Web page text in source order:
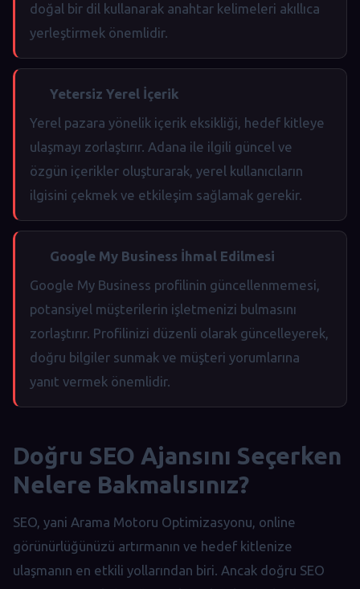
doğal bir dil kullanarak anahtar kelimeleri akıllıca
yerleştirmek önemlidir.
Yetersiz Yerel İçerik
Yerel pazara yönelik içerik eksikliği, hedef kitleye
ulaşmayı zorlaştırır. Adana ile ilgili güncel ve
özgün içerikler oluşturarak, yerel kullanıcıların
ilgisini çekmek ve etkileşim sağlamak gerekir.
Google My Business İhmal Edilmesi
Google My Business profilinin güncellenmemesi,
potansiyel müşterilerin işletmenizi bulmasını
zorlaştırır. Profilinizi düzenli olarak güncelleyerek,
doğru bilgiler sunmak ve müşteri yorumlarına
yanıt vermek önemlidir.
Doğru SEO Ajansını Seçerken
Nelere Bakmalısınız?
SEO, yani Arama Motoru Optimizasyonu, online
görünürlüğünüzü artırmanın ve hedef kitlenize
ulaşmanın en etkili yollarından biri. Ancak doğru SEO